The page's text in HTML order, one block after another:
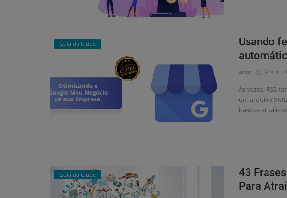
Guia do Clube
Usando
adm Abr 6,
Às vezes, RSS
um arquivo
básicas
Guia do Clube
43
Para